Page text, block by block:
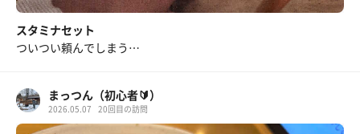
スタミナセット
ついつい頼んでしまう…
まっつん（初心者🔰）
2026.05.07 20回目の訪問